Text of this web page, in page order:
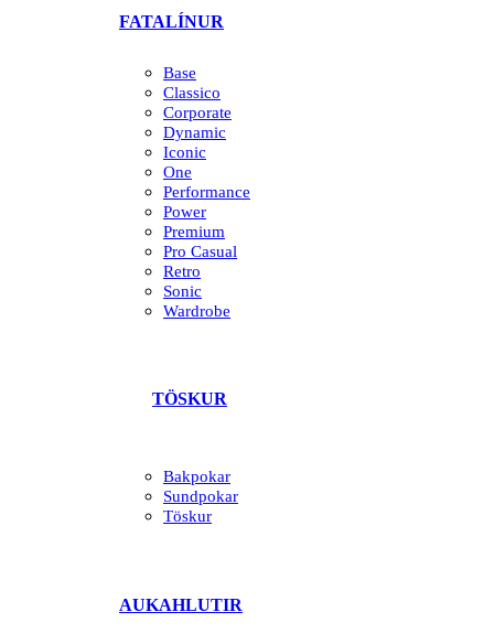
FATALÍNUR
Base
Classico
Corporate
Dynamic
Iconic
One
Performance
Power
Premium
Pro Casual
Retro
Sonic
Wardrobe
TÖSKUR
Bakpokar
Sundpokar
Töskur
AUKAHLUTIR